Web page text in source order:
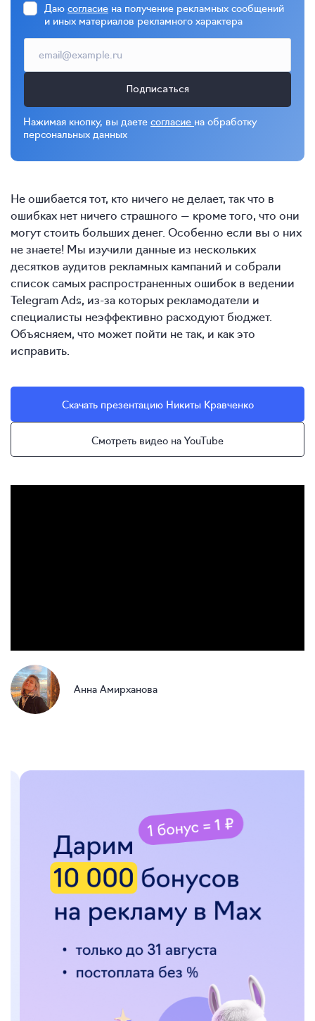
Даю согласие на получение рекламных сообщений
и иных материалов рекламного характера
Подписаться
Нажимая кнопку, вы даете согласие на обработку
персональных данных
Не ошибается тот, кто ничего не делает, так что в
ошибках нет ничего страшного — кроме того, что они
могут стоить больших денег. Особенно если вы о них
не знаете! Мы изучили данные из нескольких
десятков аудитов рекламных кампаний и собрали
список самых распространенных ошибок в ведении
Telegram Ads, из-за которых рекламодатели и
специалисты неэффективно расходуют бюджет.
Объясняем, что может пойти не так, и как это
исправить.
Скачать презентацию Никиты Кравченко
Смотреть видео на YouTube
Анна Амирханова